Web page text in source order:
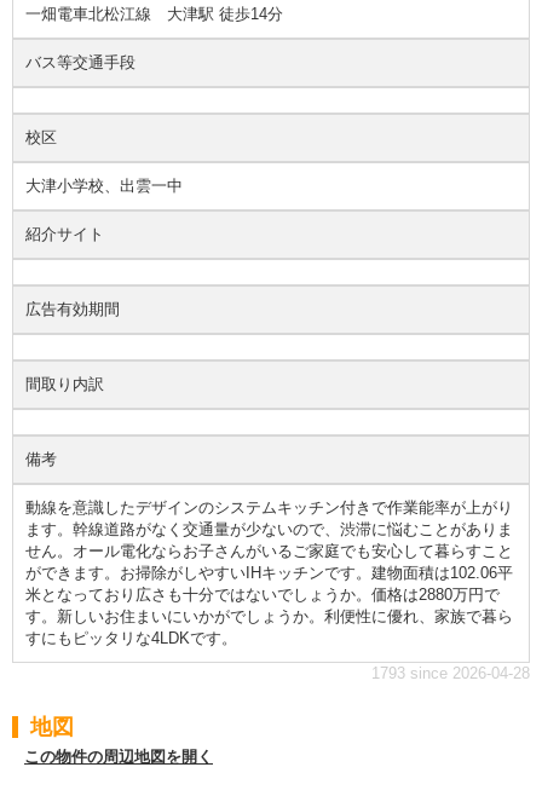
一畑電車北松江線 大津駅 徒歩14分
バス等交通手段
校区
大津小学校、出雲一中
紹介サイト
広告有効期間
間取り内訳
備考
動線を意識したデザインのシステムキッチン付きで作業能率が上がり
ます。幹線道路がなく交通量が少ないので、渋滞に悩むことがありま
せん。オール電化ならお子さんがいるご家庭でも安心して暮らすこと
ができます。お掃除がしやすいIHキッチンです。建物面積は102.06平
米となっており広さも十分ではないでしょうか。価格は2880万円で
す。新しいお住まいにいかがでしょうか。利便性に優れ、家族で暮ら
すにもピッタリな4LDKです。
1793 since 2026-04-28
地図
この物件の周辺地図を開く